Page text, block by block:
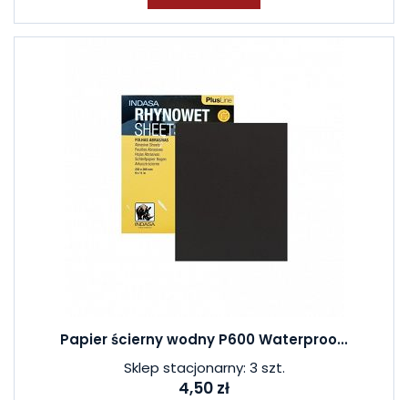
Papier ścierny wodny P600 Waterproo...
Sklep stacjonarny: 3 szt.
4,50 zł